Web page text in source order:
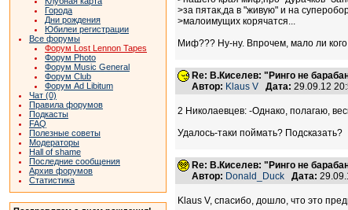
Города
Дни рождения
Юбилеи регистрации
Все форумы
Форум Lost Lennon Tapes
Форум Photo
Форум Music General
Форум Club
Форум Ad Libitum
Чат (0)
Правила форумов
Подкасты
FAQ
Полезные советы
Модераторы
Hall of shame
Последние сообщения
Архив форумов
Статистика
>за пятак,да в "живую" и на
>малоимущих корячатся...
Миф??? Ну-ну. Впрочем, мало ли
Re: В.Киселев: "Ринго не
Автор: Klaus V Дата: 29.09.12
2 Николаевцев: -Однако, полагаю,
Удалось-таки поймать? Подсказать?
Re: В.Киселев: "Ринго не
Автор: Donald_Duck Дата:
Klaus V, спасибо, дошло, что это